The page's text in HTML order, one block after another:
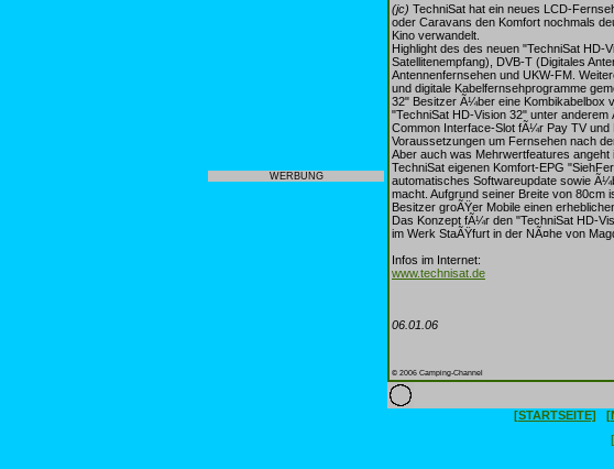
WERBUNG
(jc) TechniSat hat ein neues LCD-
oder Caravans den Komfort nochmals
Kino verwandelt.
Highlight des des neuen "TechniSat
Satellitenempfang), DVB-T (Digitales
Antennenfernsehen und UKW-FM.
und digitale Kabelfernsehprogramme
32" Besitzer Ã¼ber eine Kombikabelbox
"TechniSat HD-Vision 32" unter
Common Interface-Slot fÃ¼r Pay TV
Voraussetzungen um Fernsehen nach
Aber auch was Mehrwertfeatures
TechniSat eigenen Komfort-EPG
automatisches Softwareupdate sowie
macht. Aufgrund seiner Breite von
Besitzer groÃŸer Mobile einen
Das Konzept fÃ¼r den "TechniSat HD-
im Werk StaÃŸfurt in der NÃ¤he von
Infos im Internet:
www.technisat.de
06.01.06
© 2006 Camping-Channel
[STARTSEITE]